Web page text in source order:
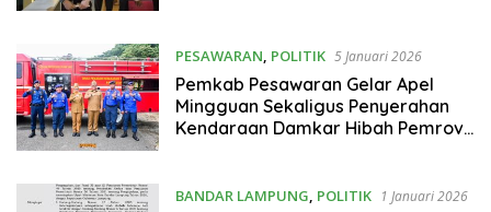
2022
PESAWARAN, POLITIK 5 Januari 2026
Pemkab Pesawaran Gelar Apel
Mingguan Sekaligus Penyerahan
Kendaraan Damkar Hibah Pemrov
BANDAR LAMPUNG, POLITIK 1 Januari 2026